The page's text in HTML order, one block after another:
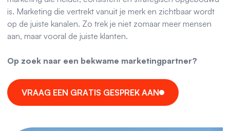
is. Marketing die vertrekt vanuit je merk en zichtbaar wordt
op de juiste kanalen. Zo trek je niet zomaar meer mensen
aan, maar vooral de juiste klanten.
Op zoek naar een bekwame marketingpartner?
VRAAG EEN GRATIS GESPREK AAN